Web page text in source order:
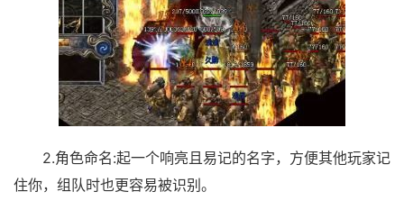
2.角色命名:起一个响亮且易记的名字，方便其他玩家记
住你，组队时也更容易被识别。